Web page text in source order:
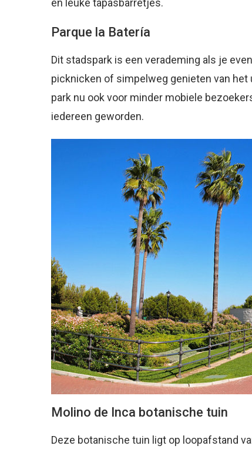
en leuke tapasbarretjes.
Parque la Batería
Dit stadspark is een verademing als je
picknicken of simpelweg genieten van
park nu ook voor minder mobiele
iedereen geworden.
Molino de Inca botanische tuin
Deze botanische tuin ligt op loopafstand